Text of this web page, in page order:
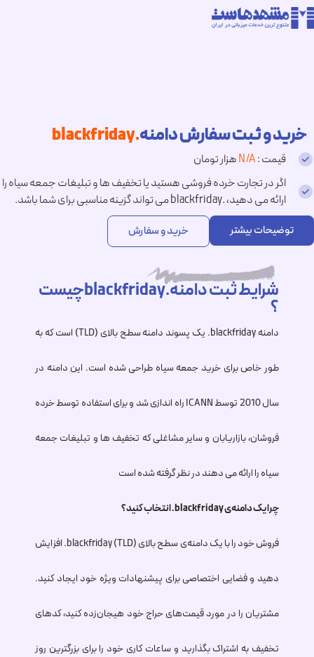
خرید و ثبت سفارش دامنه.blackfriday
قیمت :N/Aهزار تومان
اگر در تجارت خرده فروشی هستید یا تخفیف ها و تبلیغات جمعه سیاه را
ارائه می دهید، .blackfriday می تواند گزینه مناسبی برای شما باشد.
توضیحات بیشتر خرید و سفارش
شرایط ثبت دامنه.blackfridayچیست
؟
دامنه.blackfriday یک پسوند دامنه سطح بالای (TLD) است که به
طور خاص برای خرید جمعه سیاه طراحی شده است. این دامنه در
سال 2010 توسط ICANN راه اندازی شد و برای استفاده توسط خرده
فروشان، بازاریابان و سایر مشاغلی که تخفیف ها و تبلیغات جمعه
سیاه را ارائه می دهند در نظر گرفته شده است
چرا یک دامنه‌ی.blackfridayانتخاب کنید؟
فروش خود را با یک دامنه‌ی سطح بالای (TLD) .blackfridayافزایش
دهید و فضایی اختصاصی برای پیشنهادات ویژه خود ایجاد کنید.
مشتریان را در مورد قیمت‌های حراج خود هیجان‌زده کنید، کدهای
تخفیف به اشتراک بگذارید و ساعات کاری خود را برای بزرگترین روز